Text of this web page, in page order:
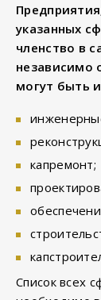
указанных
членство в
независимо
могут быть
капремонт;
Список всех